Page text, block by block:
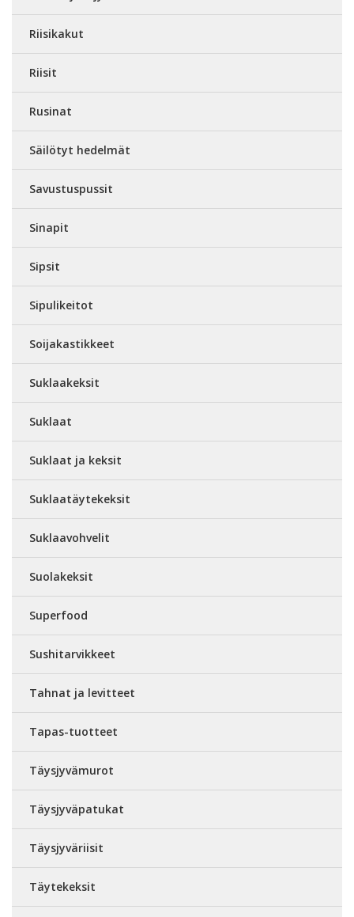
Riisikakut
Riisit
Rusinat
Säilötyt hedelmät
Savustuspussit
Sinapit
Sipsit
Sipulikeitot
Soijakastikkeet
Suklaakeksit
Suklaat
Suklaat ja keksit
Suklaatäytekeksit
Suklaavohvelit
Suolakeksit
Superfood
Sushitarvikkeet
Tahnat ja levitteet
Tapas-tuotteet
Täysjyvämurot
Täysjyväpatukat
Täysjyväriisit
Täytekeksit